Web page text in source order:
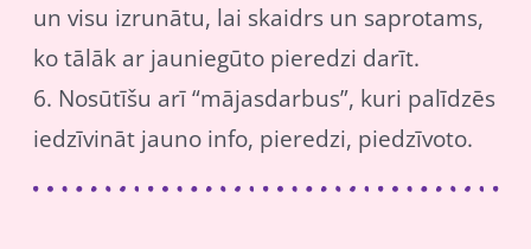
un visu izrunātu, lai skaidrs un saprotams,
ko tālāk ar jauniegūto pieredzi darīt.
6. Nosūtīšu arī “mājasdarbus”, kuri palīdzēs
iedzīvināt jauno info, pieredzi, piedzīvoto.